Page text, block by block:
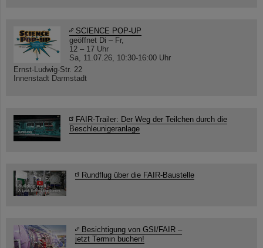
SCIENCE POP-UP
geöffnet Di – Fr,
12 – 17 Uhr
Sa, 11.07.26, 10:30-16:00 Uhr
Ernst-Ludwig-Str. 22
Innenstadt Darmstadt
FAIR-Trailer: Der Weg der Teilchen durch die
Beschleunigeranlage
Rundflug über die FAIR-Baustelle
Besichtigung von GSI/FAIR –
jetzt Termin buchen!